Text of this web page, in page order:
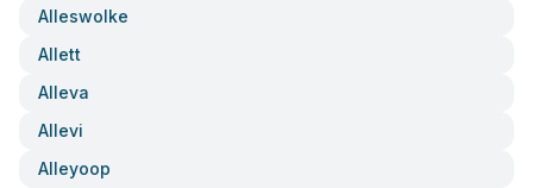
Alleswolke
Allett
Alleva
Allevi
Alleyoop